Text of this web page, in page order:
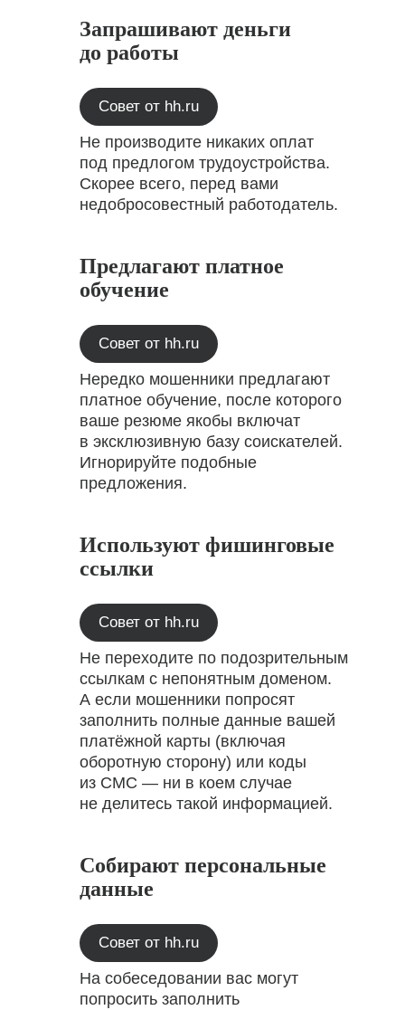
Запрашивают деньги
до работы
Совет от hh.ru
Не производите никаких оплат
под предлогом трудоустройства.
Скорее всего, перед вами
недобросовестный работодатель.
Предлагают платное
обучение
Совет от hh.ru
Нередко мошенники предлагают
платное обучение, после которого
ваше резюме якобы включат
в эксклюзивную базу соискателей.
Игнорируйте подобные
предложения.
Используют фишинговые
ссылки
Совет от hh.ru
Не переходите по подозрительным
ссылкам с непонятным доменом.
А если мошенники попросят
заполнить полные данные вашей
платёжной карты (включая
оборотную сторону) или коды
из СМС — ни в коем случае
не делитесь такой информацией.
Собирают персональные
данные
Совет от hh.ru
На собеседовании вас могут
попросить заполнить